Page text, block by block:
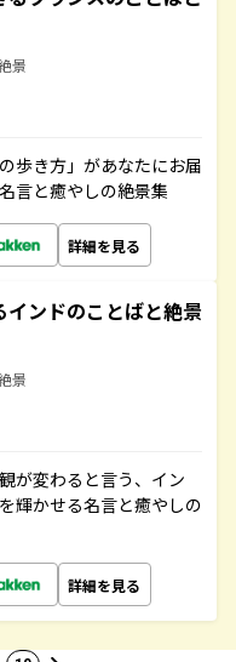
景
歩き方」があなたにお届
言と癒やしの絶景集
詳細を見る
ンドのことばと絶景
景
が変わると言う、イン
輝かせる名言と癒やしの
詳細を見る